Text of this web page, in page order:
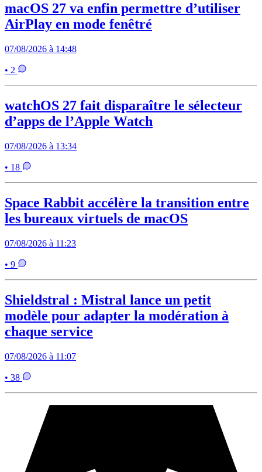
macOS 27 va enfin permettre d’utiliser
AirPlay en mode fenêtré
07/08/2026 à 14:48
• 2
watchOS 27 fait disparaître le sélecteur
d’apps de l’Apple Watch
07/08/2026 à 13:34
• 18
Space Rabbit accélère la transition entre
les bureaux virtuels de macOS
07/08/2026 à 11:23
• 9
Shieldstral : Mistral lance un petit
modèle pour adapter la modération à
chaque service
07/08/2026 à 11:07
• 38